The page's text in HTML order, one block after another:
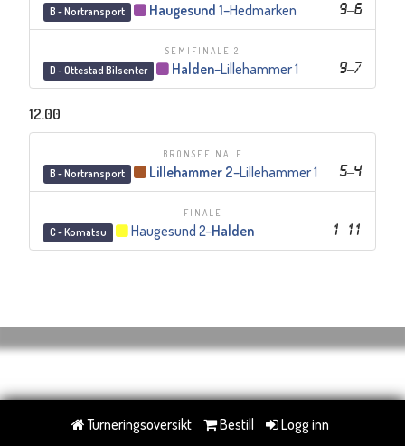
B - Nortransport 9–6
Haugesund 1–Hedmarken
SEMIFINALE 2
D - Ottestad Bilsenter 9–7
Halden–Lillehammer 1
12.00
BRONSEFINALE
B - Nortransport 5–4
Lillehammer 2–Lillehammer 1
FINALE
C - Komatsu 1–11
Haugesund 2–Halden
Turneringsoversikt Bestill
Logg inn